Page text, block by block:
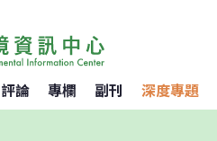
評論 專欄 副刊 深度專題